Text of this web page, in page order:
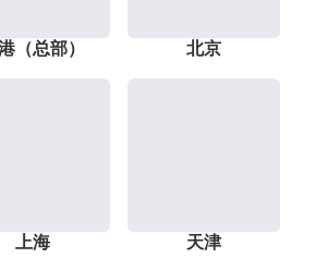
（总部） 北京
上海 天津